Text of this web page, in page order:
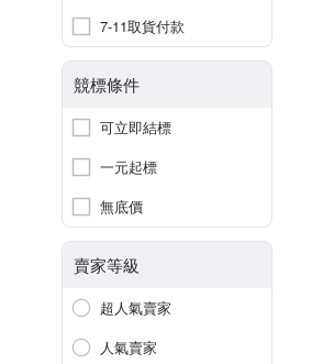
7-11取貨付款
競標條件
可立即結標
一元起標
無底價
賣家等級
超人氣賣家
人氣賣家